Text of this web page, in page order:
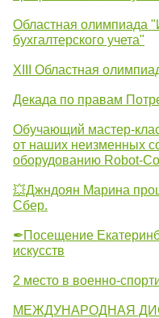
Областная олимпиада
бухгалтерского учета"
XIII Областная
Декада по правам
Обучающий мастер-
от наших неизменных
оборудованию Robot-
💥Джндоян Марина
Сбер.
✒Посещение
искусств
2 место в военно-
МЕЖДУНАРОДНАЯ